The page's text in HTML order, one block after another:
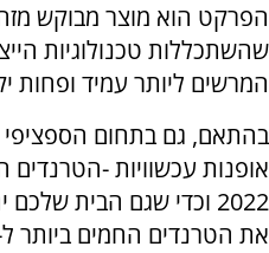
הפרקט הוא מוצר מבוקש
שהשתכללות טכנולוגיות
המרשים ליותר עמיד ופחות
בהתאם, גם בתחום
אופנות עכשוויות -
2022 וכדי שגם הבית
את הטרנדים החמים ביותר ל-